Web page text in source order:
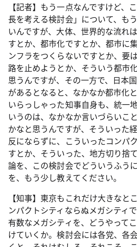
【記者】もう一点なんですけど、
長を考える検討会」について、も
いんですが、大体、世界的な流れ
すとか、都市化ですとか、都市に
ンフラをつくらないですとか、要
路を止めようとか、そういう都市
思うんですが、その一方で、日本
があるとなると、なかなか都市化
いらっしゃった知事自身も、統一
いうのは、なかなか言いづらいこ
かなと思うんですが、そういった
反にならずに、こういったコンパ
すとか、そういった、地方切り捨
論を、この検討会でどういうふう
を、もう少し教えてください。
【知事】東京もこれだけ大きなと
ンパクトシティならぬメガシティ
有数なメガシティを、どうやって
けていくか。検討会には各党、各